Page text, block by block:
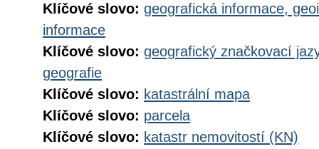
Klíčové slovo: geografická informace,
informace
Klíčové slovo: geografický značkovací
geografie
Klíčové slovo: katastrální mapa
Klíčové slovo: parcela
Klíčové slovo: katastr nemovitostí (KN)